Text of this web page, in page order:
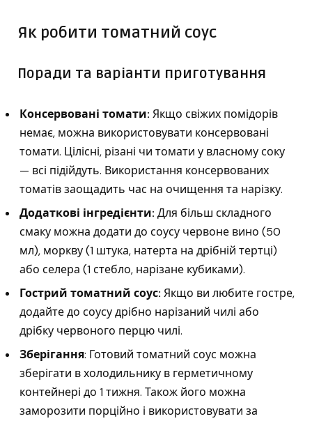
Як робити томатний соус
Поради та варіанти приготування
Консервовані томати: Якщо свіжих помідорів
немає, можна використовувати консервовані
томати. Цілісні, різані чи томати у власному соку
— всі підійдуть. Використання консервованих
томатів заощадить час на очищення та нарізку.
Додаткові інгредієнти: Для більш складного
смаку можна додати до соусу червоне вино (50
мл), моркву (1 штука, натерта на дрібній тертці)
або селера (1 стебло, нарізане кубиками).
Гострий томатний соус: Якщо ви любите гостре,
додайте до соусу дрібно нарізаний чилі або
дрібку червоного перцю чилі.
Зберігання: Готовий томатний соус можна
зберігати в холодильнику в герметичному
контейнері до 1 тижня. Також його можна
заморозити порційно і використовувати за